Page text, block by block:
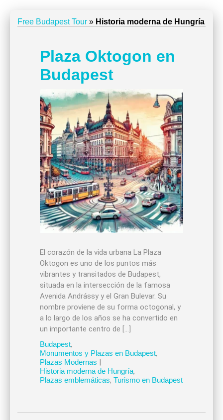
Free Budapest Tour » Historia moderna de Hungría
Plaza Oktogon en
Budapest
El corazón de la vida urbana La Plaza
Oktogon es uno de los puntos más
vibrantes y transitados de Budapest,
situada en la intersección de la famosa
Avenida Andrássy y el Gran Bulevar. Su
nombre proviene de su forma octogonal, y
a lo largo de los años se ha convertido en
un importante centro de […]
Budapest,
Monumentos y Plazas en Budapest,
Plazas Modernas |
Historia moderna de Hungría,
Plazas emblemáticas, Turismo en Budapest